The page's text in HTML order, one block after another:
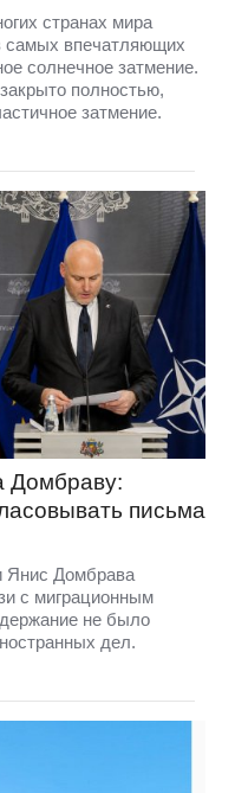
странах мира
самых впечатляющих
солнечное затмение.
полностью,
затмение.
Домбраву:
письма
Янис Домбрава
с миграционным
не было
дел.